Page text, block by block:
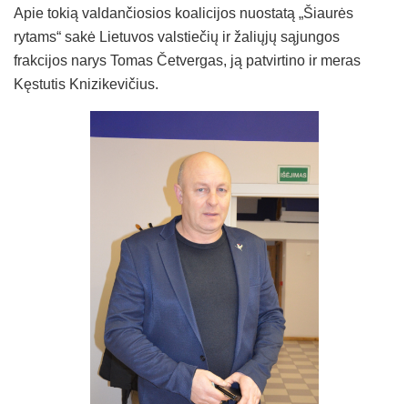
Apie tokią valdančiosios koalicijos nuostatą „Šiaurės
rytams“ sakė Lietuvos valstiečių ir žaliųjų sąjungos
frakcijos narys Tomas Četvergas, ją patvirtino ir meras
Kęstutis Knizikevičius.